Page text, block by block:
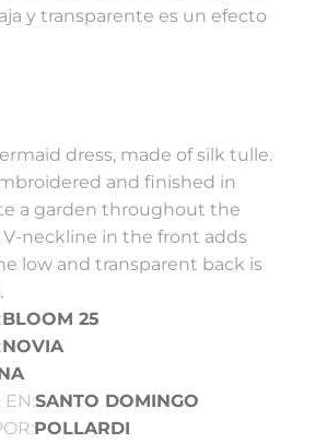
y transparente es un efecto
dress, made of silk tulle.
and finished in
a garden throughout the
neckline in the front adds
low and transparent back is
BLOOM 25
NOVIA
EN:SANTO DOMINGO
POLLARDI